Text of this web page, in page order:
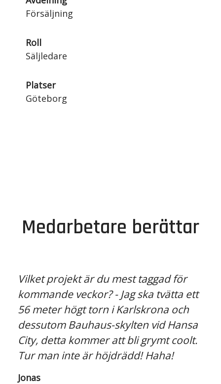
Försäljning
Roll
Säljledare
Platser
Göteborg
Medarbetare berättar
Vilket projekt är du mest taggad för
kommande veckor? - Jag ska tvätta ett
56 meter högt torn i Karlskrona och
dessutom Bauhaus-skylten vid Hansa
City, detta kommer att bli grymt coolt.
Tur man inte är höjdrädd! Haha!
Jonas